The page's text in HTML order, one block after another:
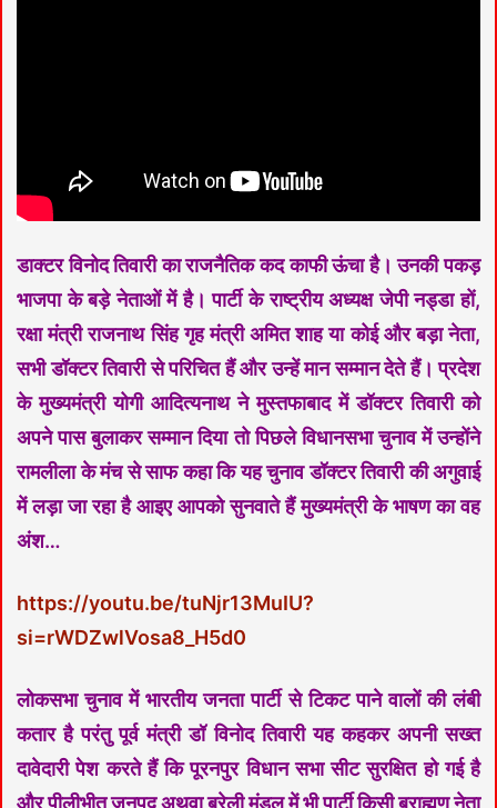
डाक्टर विनोद तिवारी का राजनैतिक कद काफी ऊंचा है। उनकी पकड़
भाजपा के बड़े नेताओं में है। पार्टी के राष्ट्रीय अध्यक्ष जेपी नड्डा हों,
रक्षा मंत्री राजनाथ सिंह गृह मंत्री अमित शाह या कोई और बड़ा नेता,
सभी डॉक्टर तिवारी से परिचित हैं और उन्हें मान सम्मान देते हैं। प्रदेश
के मुख्यमंत्री योगी आदित्यनाथ ने मुस्तफाबाद में डॉक्टर तिवारी को
अपने पास बुलाकर सम्मान दिया तो पिछले विधानसभा चुनाव में उन्होंने
रामलीला के मंच से साफ कहा कि यह चुनाव डॉक्टर तिवारी की अगुवाई
में लड़ा जा रहा है आइए आपको सुनवाते हैं मुख्यमंत्री के भाषण का वह
अंश…
https://youtu.be/tuNjr13MuIU?
si=rWDZwlVosa8_H5d0
लोकसभा चुनाव में भारतीय जनता पार्टी से टिकट पाने वालों की लंबी
कतार है परंतु पूर्व मंत्री डॉ विनोद तिवारी यह कहकर अपनी सख्त
दावेदारी पेश करते हैं कि पूरनपुर विधान सभा सीट सुरक्षित हो गई है